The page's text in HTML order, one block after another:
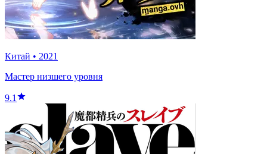
Китай • 2021
Мастер низшего уровня
9.1